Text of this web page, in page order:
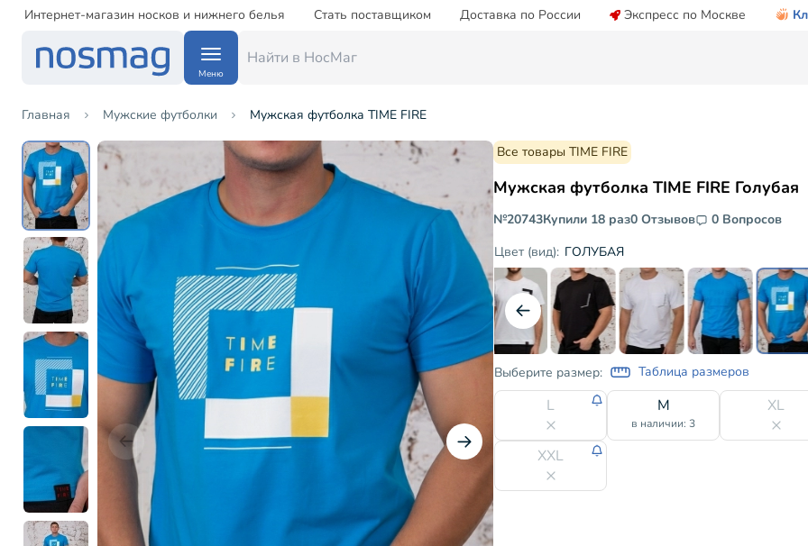
Интернет-магазин носков и нижнего белья Стать поставщиком Доставка по России Экспресс по Москве
Меню
Главная Мужские футболки Мужская футболка TIME FIRE
Все товары TIME FIRE
Мужская футболка TIME FIRE Голубая
№20743Купили 18 раз0 Отзывов
0 Вопросов
Цвет (вид): ГОЛУБАЯ
Выберите размер: Таблица размеров
L M
в наличии: 3
XL
XXL